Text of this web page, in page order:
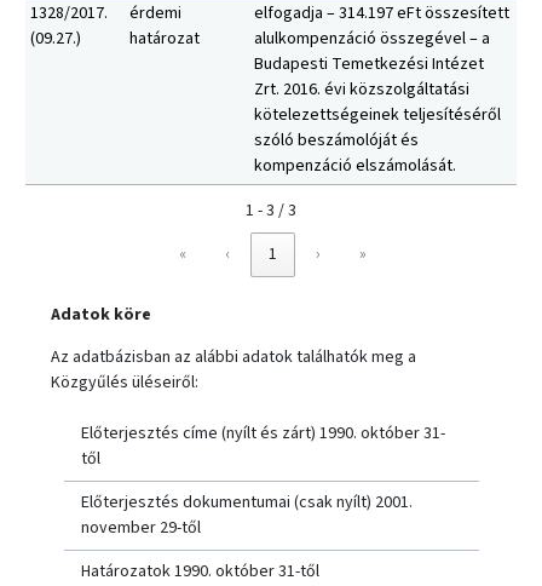
1328/2017.
(09.27.)
érdemi
határozat
elfogadja – 314.197 eFt összesített
alulkompenzáció összegével – a
Budapesti Temetkezési Intézet
Zrt. 2016. évi közszolgáltatási
kötelezettségeinek teljesítéséről
szóló beszámolóját és
kompenzáció elszámolását.
1 - 3 / 3
«
‹ 1 › »
Adatok köre
Az adatbázisban az alábbi adatok találhatók meg a
Közgyűlés üléseiről:
Előterjesztés címe (nyílt és zárt) 1990. október 31-
től
Előterjesztés dokumentumai (csak nyílt) 2001.
november 29-től
Határozatok 1990. október 31-től